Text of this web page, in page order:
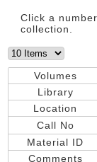
Click a
collection.
Volumes
Library
Location
Call No
Material ID
Comments